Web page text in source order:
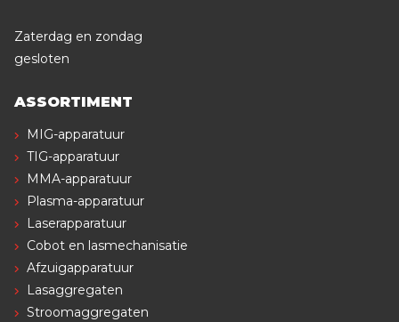
Zaterdag en zondag
gesloten
ASSORTIMENT
MIG-apparatuur
TIG-apparatuur
MMA-apparatuur
Plasma-apparatuur
Laserapparatuur
Cobot en lasmechanisatie
Afzuigapparatuur
Lasaggregaten
Stroomaggregaten